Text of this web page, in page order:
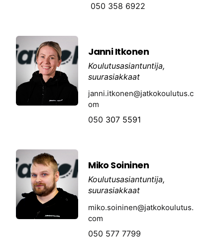
050 358 6922
Janni Itkonen
Koulutusasiantuntija,
suurasiakkaat
janni.itkonen@jatkokoulutus.c
om
050 307 5591
Miko Soininen
Koulutusasiantuntija,
suurasiakkaat
miko.soininen@jatkokoulutus.
com
050 577 7799